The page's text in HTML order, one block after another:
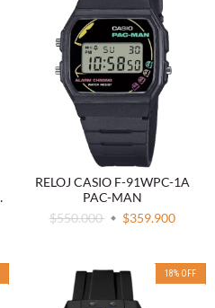
RELOJ CASIO F-91WPC-1A
PAC-MAN
$550.000
$359.900
18% OFF